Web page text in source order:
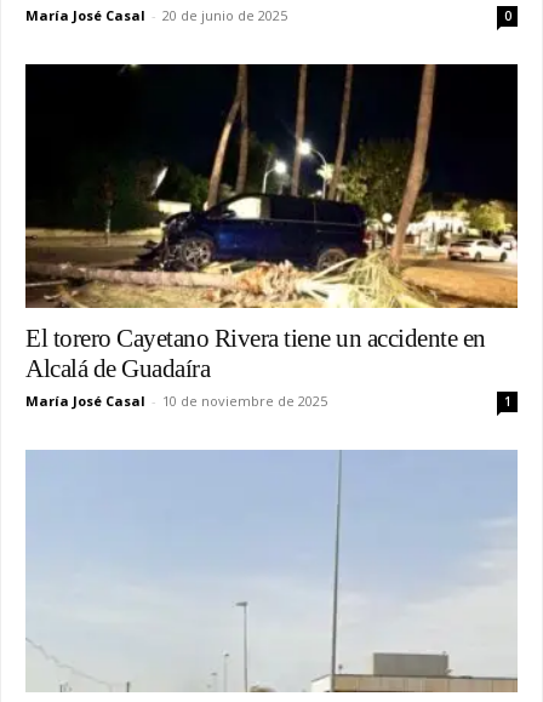
María José Casal - 20 de junio de 2025 0
El torero Cayetano Rivera tiene un accidente en
Alcalá de Guadaíra
María José Casal - 10 de noviembre de 2025 1